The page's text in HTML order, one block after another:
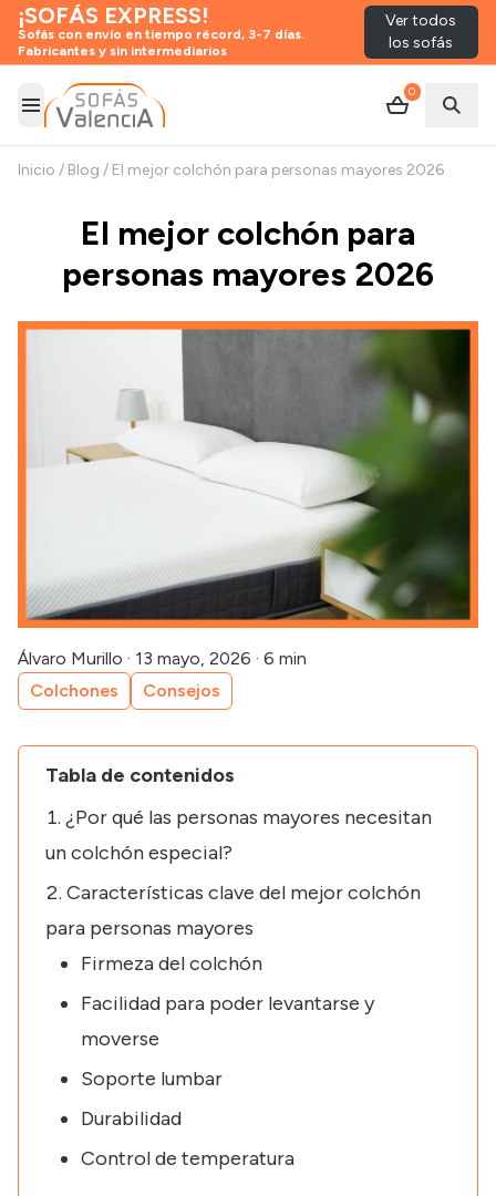
¡SOFÁS EXPRESS!
Sofás con envío en tiempo récord, 3-7 días.
Fabricantes y sin intermediarios
Ver todos
los sofás
Abrir menú
0
Inicio / Blog / El mejor colchón para personas mayores 2026
El mejor colchón para
personas mayores 2026
Álvaro Murillo · 13 mayo, 2026 · 6 min
Colchones
Consejos
Tabla de contenidos
¿Por qué las personas mayores necesitan
un colchón especial?
Características clave del mejor colchón
para personas mayores
Firmeza del colchón
Facilidad para poder levantarse y
moverse
Soporte lumbar
Durabilidad
Control de temperatura